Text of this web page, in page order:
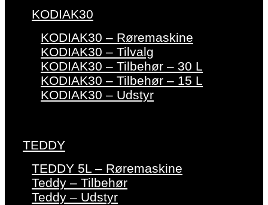
KODIAK30
KODIAK30 – Røremaskine
KODIAK30 – Tilvalg
KODIAK30 – Tilbehør – 30 L
KODIAK30 – Tilbehør – 15 L
KODIAK30 – Udstyr
TEDDY
TEDDY 5L – Røremaskine
Teddy – Tilbehør
Teddy – Udstyr